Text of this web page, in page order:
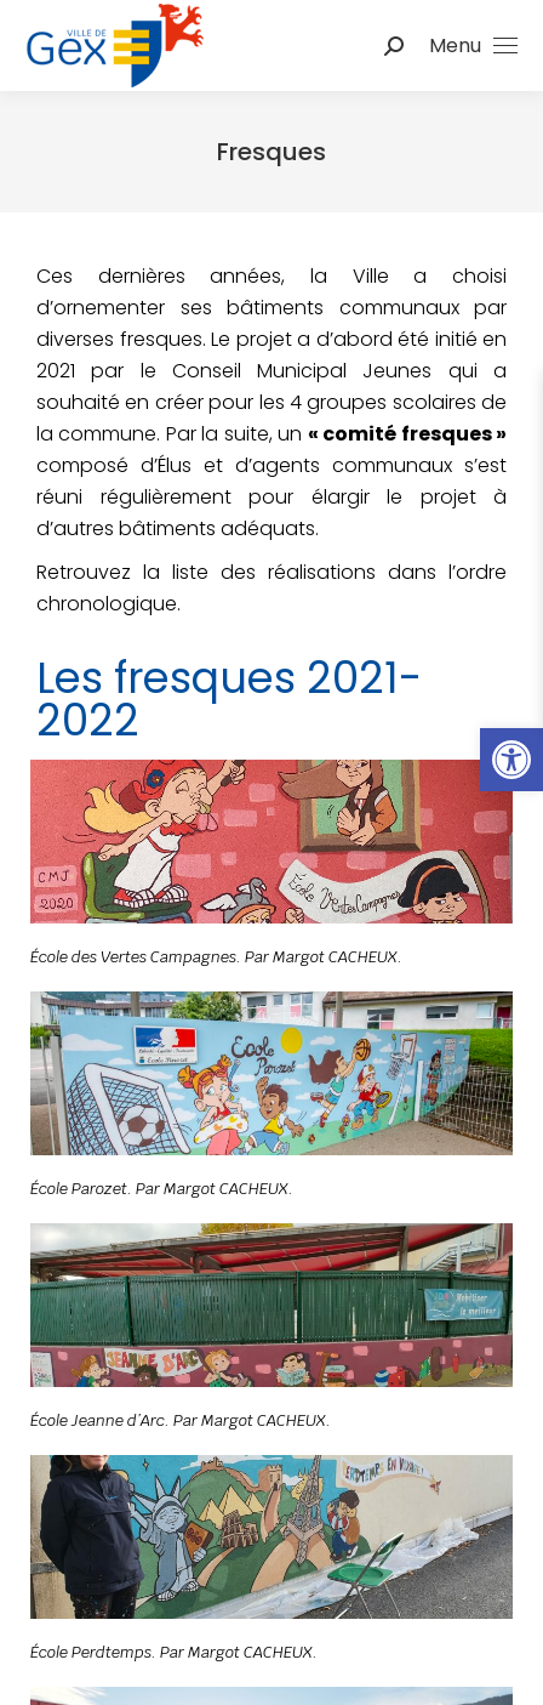
Ouvrir
Menu
Fresques
Ces dernières années, la Ville a choisi
d’ornementer ses bâtiments communaux par
diverses fresques. Le projet a d’abord été initié en
2021 par le Conseil Municipal Jeunes qui a
souhaité en créer pour les 4 groupes scolaires de
la commune. Par la suite, un « comité fresques »
composé d’Élus et d’agents communaux s’est
réuni régulièrement pour élargir le projet à
d’autres bâtiments adéquats.
Retrouvez la liste des réalisations dans l’ordre
chronologique.
Les fresques 2021-
2022
École des Vertes Campagnes. Par Margot CACHEUX.
École Parozet. Par Margot CACHEUX.
École Jeanne d’Arc. Par Margot CACHEUX.
École Perdtemps. Par Margot CACHEUX.